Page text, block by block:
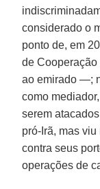
considerado o
ponto de, em
de
ao emirado —;
como
serem
pró-Irã, mas
contra seus
operações de